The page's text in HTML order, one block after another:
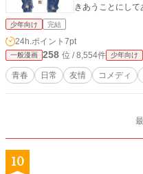
きあうことにし
少年向け 完結
24h.ポイント 7pt
一般漫画 258 位 / 8,554件 少年向け
青春 日常 友情 コメディ
10